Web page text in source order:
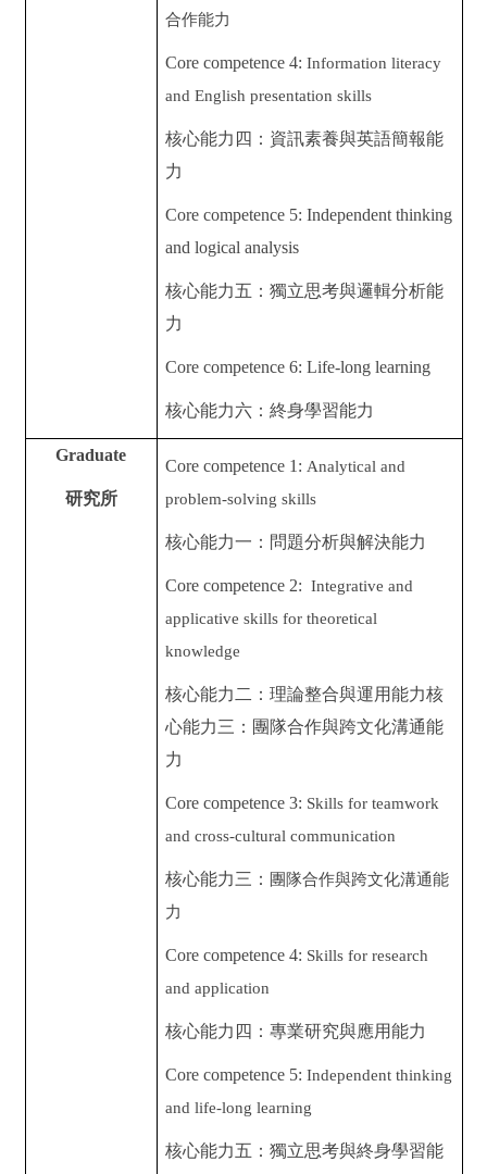
合作能力
Core competence 4: Information literacy
and English presentation skills
核心能力四：資訊素養與英語簡報能
力
Core competence 5: Independent thinking
and logical analysis
核心能力五：獨立思考與邏輯分析能
力
Core competence 6: Life-long learning
核心能力六：終身學習能力
Graduate
研究所
Core competence 1: Analytical and
problem-solving skills
核心能力一：問題分析與解決能力
Core competence 2: Integrative and
applicative skills for theoretical
knowledge
核心能力二：理論整合與運用能力核
心能力三：團隊合作與跨文化溝通能
力
Core competence 3: Skills for teamwork
and cross-cultural communication
核心能力三： 團隊合作與跨文化溝通能
力
Core competence 4: Skills for research
and application
核心能力四：專業研究與應用能力
Core competence 5: Independent thinking
and life-long learning
核心能力五：獨立思考與終身學習能